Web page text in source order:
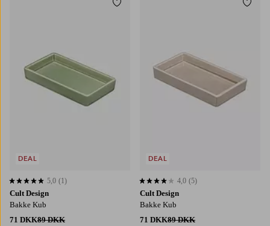
Cult Design
Bakke Kub
71 DKK89 DKK
5,0 baseret på 1 bedømmelser
5,0 (1)
DEAL
Tilføj til favoritter
Cult Design
Bakke Kub
71 DKK89 DKK
4,0 baseret på 5 bedømmelser
4,0 (5)
DEAL